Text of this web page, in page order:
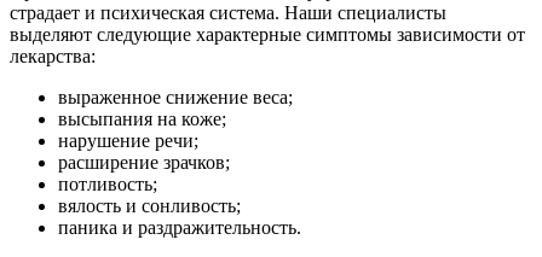
страдает и психическая система. Наши специалисты
выделяют следующие характерные симптомы зависимости от
лекарства:
выраженное снижение веса;
высыпания на коже;
нарушение речи;
расширение зрачков;
потливость;
вялость и сонливость;
паника и раздражительность.